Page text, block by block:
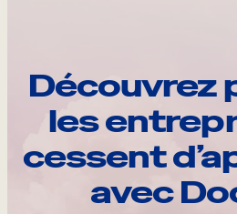
Découvrez
les
cessent
avec